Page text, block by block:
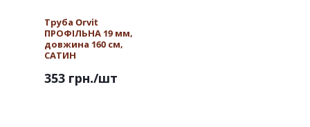
Труба Orvit
ПРОФІЛЬНА 19 мм,
довжина 160 см,
САТИН
353 грн./шт